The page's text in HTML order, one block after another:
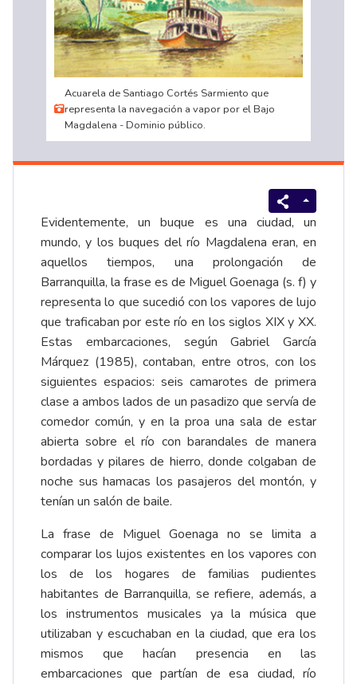
Acuarela de Santiago Cortés Sarmiento que
representa la navegación a vapor por el Bajo
Magdalena - Dominio público.
Evidentemente, un buque es una ciudad, un
mundo, y los buques del río Magdalena eran, en
aquellos tiempos, una prolongación de
Barranquilla, la frase es de Miguel Goenaga (s. f) y
representa lo que sucedió con los vapores de lujo
que traficaban por este río en los siglos XIX y XX.
Estas embarcaciones, según Gabriel García
Márquez (1985), contaban, entre otros, con los
siguientes espacios: seis camarotes de primera
clase a ambos lados de un pasadizo que servía de
comedor común, y en la proa una sala de estar
abierta sobre el río con barandales de manera
bordadas y pilares de hierro, donde colgaban de
noche sus hamacas los pasajeros del montón, y
tenían un salón de baile.
La frase de Miguel Goenaga no se limita a
comparar los lujos existentes en los vapores con
los de los hogares de familias pudientes
habitantes de Barranquilla, se refiere, además, a
los instrumentos musicales ya la música que
utilizaban y escuchaban en la ciudad, que era los
mismos que hacían presencia en las
embarcaciones que partían de esa ciudad, río